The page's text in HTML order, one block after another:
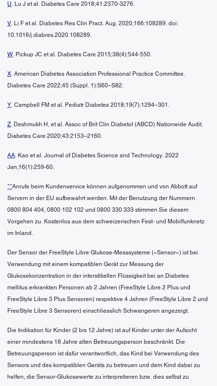
U. Lu J et al. Diabetes Care 2018;41:2370-3276.
V. Li F et al. Diabetes Res Clin Pract. Aug. 2020;166:108289. doi:
10.1016/j.diabres.2020.108289.
W. Pickup JC et al. Diabetes Care 2015;38(4):544-550.
X. American Diabetes Association Professional Practice Committee.
Diabetes Care 2022;45 (Suppl. 1):S60–S82.
Y. Campbell FM et al. Pediatr Diabetes 2018;19(7):1294–301.
Z. Deshmukh H, et al. Assoc of Brit Clin Diabetol (ABCD) Nationwide Audit.
Diabetes Care 2020;43:2153–2160.
AA. Kao et al. Journal of Diabetes Science and Technology. 2022
Jan;16(1):259-60.
**Anrufe beim Kundenservice können aufgenommen und von Abbott auf
Servern in der EU aufbewahrt werden. Mit der Benutzung der Nummern
0800 804 404, 0800 102 102 und 0800 330 333 stimmen Sie diesem
Vorgehen zu. Kostenlos aus dem schweizerischen Fest- und Mobilfunknetz
im Inland.
Der Sensor der FreeStyle Libre Glukose-Messsysteme («Sensor») ist bei
Verwendung mit einem kompatiblen Gerät zur Messung der
Glukosekonzentration in der interstitiellen Flüssigkeit bei an Diabetes
mellitus erkrankten Personen ab 2 Jahren (FreeStyle Libre 2 Plus und
FreeStyle Libre 3 Plus Sensoren) respektive 4 Jahren (FreeStyle Libre 2 und
FreeStyle Libre 3 Sensoren) einschliesslich Schwangeren angezeigt.
Die Indikation für Kinder (2 bis 12 Jahre) ist auf Kinder unter der Aufsicht
einer mindestens 18 Jahre alten Betreuungsperson beschränkt. Die
Betreuungsperson ist dafür verantwortlich, das Kind bei Verwendung des
Sensors und des kompatiblen Geräts zu betreuen und dem Kind dabei zu
helfen, die Sensor-Glukosewerte zu interpretieren bzw. dies selbst zu